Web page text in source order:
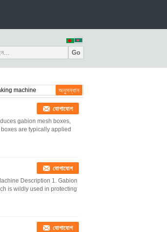
Go
যোগাযোগ
gabion mesh boxes,
are typically applied
যোগাযোগ
Description 1. Gabion
is wildly used in protecting
যোগাযোগ